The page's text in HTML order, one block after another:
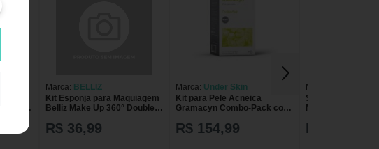
Marca: BELLIZ
Kit Esponja para Maquiagem
Belliz Make Up 360° Double
R$ 36,99
Marca: Under Skin
Kit para Pele Acneica
Gramacyn Combo-Pack com
Hidrogel de 120g
R$ 154,99
Marca:
SUSTAGEN KIDS
MORANGO C/2
R$ 71,49